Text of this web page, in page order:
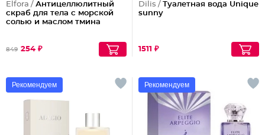
Elfora / Антицеллюлитный
скраб для тела с морской
солью и маслом тмина
849 254 ₽
Dilis / Туалетная вода Unique
sunny
1511 ₽
Рекомендуем Рекомендуем